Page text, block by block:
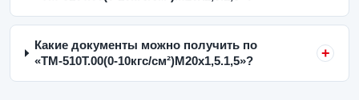
Какие документы можно получить по
«ТМ-510Т.00(0-10кгс/см²)M20x1,5.1,5»?